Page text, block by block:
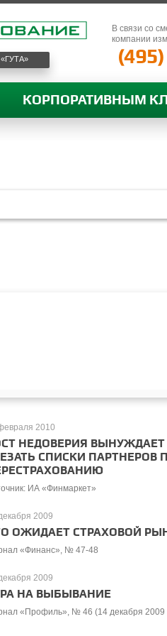
«ГУТА»
В связи со
компании
КОРПОРАТИВНЫМ
2010
НЕДОВЕРИЯ
СПИСКИ ПАРТНЕРОВ
ИА «Финмаркет»
2009
ОЖИДАЕТ СТРАХОВОЙ
«Финанс», № 47-48
2009
НА ВЫБЫВАНИЕ
«Профиль», № 46 (14 декабря 2009